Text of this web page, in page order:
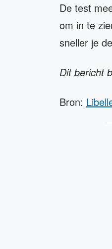
De test
om in te
sneller je
Dit bericht
Bron: